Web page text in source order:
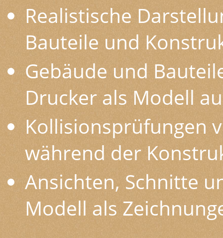
Realistische
Bauteile und
Gebäude und
Drucker als Modell
Kollisionsprüfungen
während der
Ansichten, Schnitte
Modell als